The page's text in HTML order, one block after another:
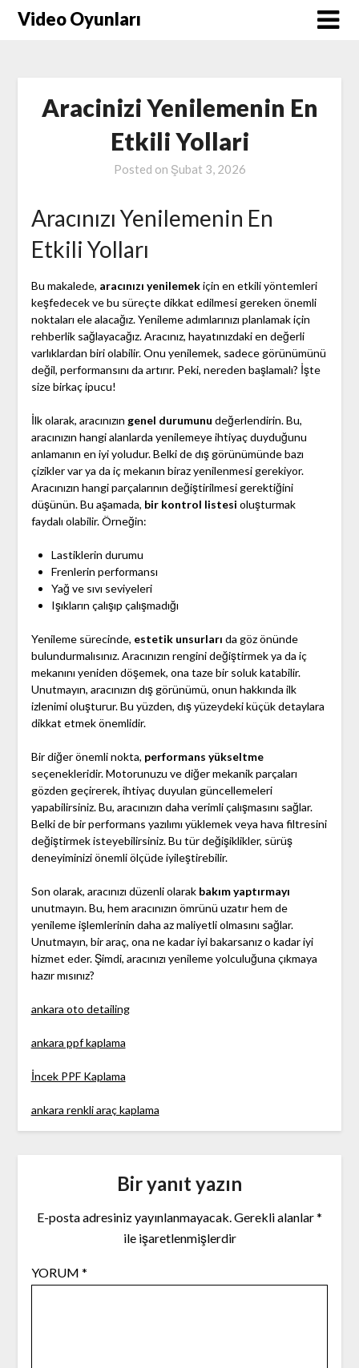
SkipVideo Oyunları
Aracinizi Yenilemenin En
Etkili Yollari
Posted on Şubat 3, 2026
Aracınızı Yenilemenin En
Etkili Yolları
Bu makalede, aracınızı yenilemekiçin en etkili yöntemleri
keşfedecek ve bu süreçte dikkat edilmesi gereken önemli
noktaları ele alacağız. Yenileme adımlarınızı planlamak için
rehberlik sağlayacağız. Aracınız, hayatınızdaki en değerli
varlıklardan biri olabilir. Onu yenilemek, sadece görünümünü
değil, performansını da artırır. Peki, nereden başlamalı? İşte
size birkaç ipucu!
İlk olarak, aracınızın genel durumunu değerlendirin. Bu,
aracınızın hangi alanlarda yenilemeye ihtiyaç duyduğunu
anlamanın en iyi yoludur. Belki de dış görünümünde bazı
çizikler var ya da iç mekanın biraz yenilenmesi gerekiyor.
Aracınızın hangi parçalarının değiştirilmesi gerektiğini
düşünün. Bu aşamada, bir kontrol listesi oluşturmak
faydalı olabilir. Örneğin:
Lastiklerin durumu
Frenlerin performansı
Yağ ve sıvı seviyeleri
Işıkların çalışıp çalışmadığı
Yenileme sürecinde, estetik unsurları da göz önünde
bulundurmalısınız. Aracınızın rengini değiştirmek ya da iç
mekanını yeniden döşemek, ona taze bir soluk katabilir.
Unutmayın, aracınızın dış görünümü, onun hakkında ilk
izlenimi oluşturur. Bu yüzden, dış yüzeydeki küçük detaylara
dikkat etmek önemlidir.
Bir diğer önemli nokta, performans yükseltme
seçenekleridir. Motorunuzu ve diğer mekanik parçaları
gözden geçirerek, ihtiyaç duyulan güncellemeleri
yapabilirsiniz. Bu, aracınızın daha verimli çalışmasını sağlar.
Belki de bir performans yazılımı yüklemek veya hava filtresini
değiştirmek isteyebilirsiniz. Bu tür değişiklikler, sürüş
deneyiminizi önemli ölçüde iyileştirebilir.
Son olarak, aracınızı düzenli olarak bakım yaptırmayı
unutmayın. Bu, hem aracınızın ömrünü uzatır hem de
yenileme işlemlerinin daha az maliyetli olmasını sağlar.
Unutmayın, bir araç, ona ne kadar iyi bakarsanız o kadar iyi
hizmet eder. Şimdi, aracınızı yenileme yolculuğuna çıkmaya
hazır mısınız?
ankara oto detailing
ankara ppf kaplama
İncek PPF Kaplama
ankara renkli araç kaplama
Bir yanıt yazın
E-posta adresiniz yayınlanmayacak.Gerekli alanlar*
ile işaretlenmişlerdir
YORUM *